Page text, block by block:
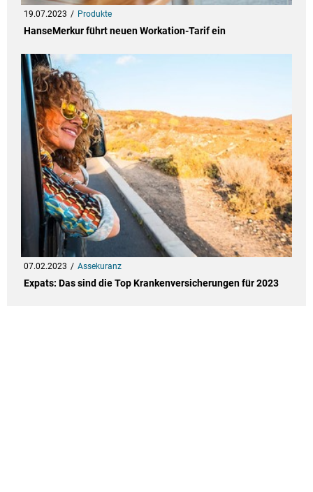
19.07.2023 Produkte
HanseMerkur führt neuen Workation-Tarif ein
07.02.2023 Assekuranz
Expats: Das sind die Top Krankenversicherungen für 2023